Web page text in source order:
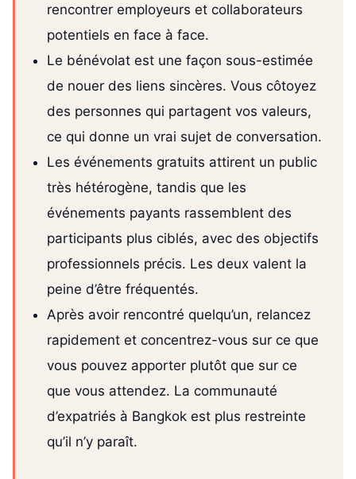
rencontrer employeurs et collaborateurs
potentiels en face à face.
Le bénévolat est une façon sous-estimée
de nouer des liens sincères. Vous côtoyez
des personnes qui partagent vos valeurs,
ce qui donne un vrai sujet de conversation.
Les événements gratuits attirent un public
très hétérogène, tandis que les
événements payants rassemblent des
participants plus ciblés, avec des objectifs
professionnels précis. Les deux valent la
peine d’être fréquentés.
Après avoir rencontré quelqu’un, relancez
rapidement et concentrez-vous sur ce que
vous pouvez apporter plutôt que sur ce
que vous attendez. La communauté
d’expatriés à Bangkok est plus restreinte
qu’il n’y paraît.